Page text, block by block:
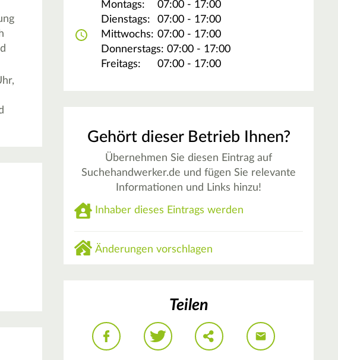
Montags:
07:00 - 17:00
Dienstags:
07:00 - 17:00
Mittwochs: 07:00 - 17:00
Donnerstags: 07:00 - 17:00
Freitags:
07:00 - 17:00
Gehört dieser Betrieb Ihnen?
Übernehmen Sie diesen Eintrag auf
Suchehandwerker.de und fügen Sie relevante
Informationen und Links hinzu!
Inhaber dieses Eintrags werden
Änderungen vorschlagen
Teilen